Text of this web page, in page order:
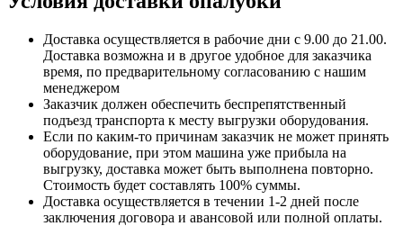
Доставка осуществляется в рабочие дни с 9.00 до 21.00.
Доставка возможна и в другое удобное для заказчика
время, по предварительному согласованию с нашим
менеджером
Заказчик должен обеспечить беспрепятственный
подъезд транспорта к месту выгрузки оборудования.
Если по каким-то причинам заказчик не может принять
оборудование, при этом машина уже прибыла на
выгрузку, доставка может быть выполнена повторно.
Стоимость будет составлять 100% суммы.
Доставка осуществляется в течении 1-2 дней после
заключения договора и авансовой или полной оплаты.